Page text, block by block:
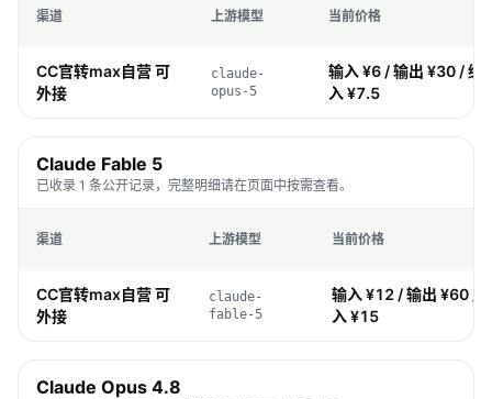
渠道 上游模型 当前价格
CC官转max自营 可
外接
claude-
opus-5
输入 ¥6 / 输出 ¥30 / 缓
入 ¥7.5
Claude Fable 5
已收录 1 条公开记录，完整明细请在页面中按需查看。
渠道 上游模型 当前价格
CC官转max自营 可
外接
claude-
fable-5
输入 ¥12 / 输出 ¥60 /
入 ¥15
Claude Opus 4.8